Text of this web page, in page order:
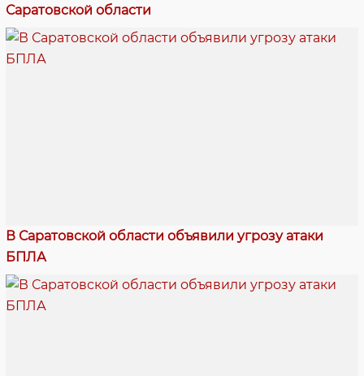
Саратовской области
В Саратовской области объявили угрозу атаки
БПЛА